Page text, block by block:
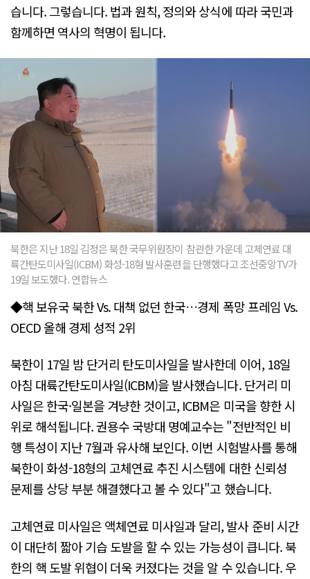
습니다. 그렇습니다. 법과 원칙, 정의와 상식에 따라 국민과
함께하면 역사의 혁명이 됩니다.
북한은 지난 18일 김정은 북한 국무위원장이 참관한 가운데 고체연료 대
륙간탄도미사일(ICBM) 화성-18형 발사훈련을 단행했다고 조선중앙TV가
19일 보도했다. 연합뉴스
◆핵 보유국 북한 Vs. 대책 없던 한국…경제 폭망 프레임 Vs.
OECD 올해 경제 성적 2위
북한이 17일 밤 단거리 탄도미사일을 발사한데 이어, 18일
아침 대륙간탄도미사일(ICBM)을 발사했습니다. 단거리 미
사일은 한국·일본을 겨냥한 것이고, ICBM은 미국을 향한 시
위로 해석됩니다. 권용수 국방대 명예교수는 "전반적인 비
행 특성이 지난 7월과 유사해 보인다. 이번 시험발사를 통해
북한이 화성-18형의 고체연료 추진 시스템에 대한 신뢰성
문제를 상당 부분 해결했다고 볼 수 있다"고 했습니다.
고체연료 미사일은 액체연료 미사일과 달리, 발사 준비 시간
이 대단히 짧아 기습 도발을 할 수 있는 가능성이 큽니다. 북
한의 핵 도발 위협이 더욱 커졌다는 것을 알 수 있습니다. 우